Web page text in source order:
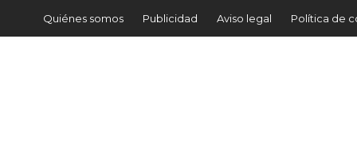
Quiénes somos Publicidad Aviso legal Política de